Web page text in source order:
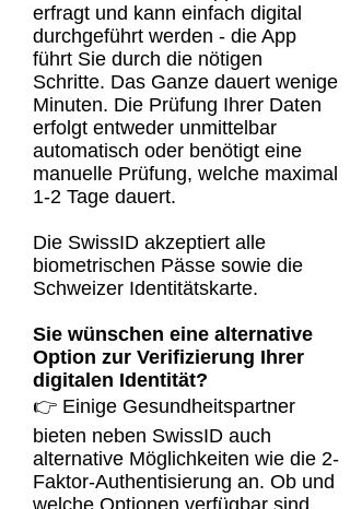
erfragt und kann einfach digital
durchgeführt werden - die App
führt Sie durch die nötigen
Schritte. Das Ganze dauert wenige
Minuten. Die Prüfung Ihrer Daten
erfolgt entweder unmittelbar
automatisch oder benötigt eine
manuelle Prüfung, welche maximal
1-2 Tage dauert.
Die SwissID akzeptiert alle
biometrischen Pässe sowie die
Schweizer Identitätskarte.
Sie wünschen eine alternative
Option zur Verifizierung Ihrer
digitalen Identität?
👉 Einige Gesundheitspartner
bieten neben SwissID auch
alternative Möglichkeiten wie die 2-
Faktor-Authentisierung an. Ob und
welche Optionen verfügbar sind,